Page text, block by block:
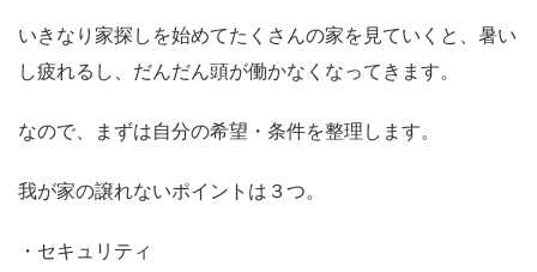
いきなり家探しを始めてたくさんの家を見ていくと、暑い
し疲れるし、だんだん頭が働かなくなってきます。
なので、まずは自分の希望・条件を整理します。
我が家の譲れないポイントは３つ。
・セキュリティ